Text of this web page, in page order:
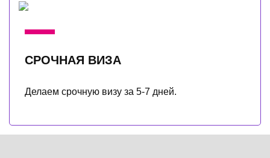
СРОЧНАЯ ВИЗА
Делаем срочную визу за 5-7 дней.